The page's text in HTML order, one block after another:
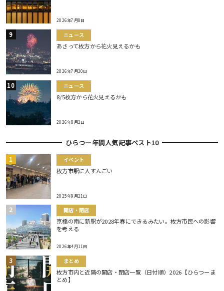
2026年7月8日
ニュース
あさって枚方から花火見えるかも
2026年7月20日
ニュース
8/5枚方から花火見えるかも
2026年8月2日
ひらつー年間人気記事ベスト10
イベント
枚方市駅に人すんごい
2025年9月21日
開店・閉店
京橋の南に新駅が2028年春にできるみたい。枚方市民への影響
を考える
2026年4月11日
まとめ
枚方市内と近隣の開店・閉店一覧（日付順）2026【ひらつーま
とめ】